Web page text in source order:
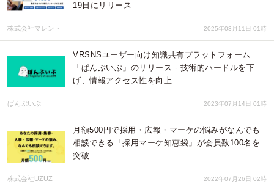
19日にリリース
株式会社マレント 2025年03月11日 01時
VRSNSユーザー向け知識共有プラットフォーム
「ぱんぶいぶ」のリリース - 技術的ハードルを下
げ、情報アクセス性を向上
ぱんぶいぶ 2023年07月14日 01時
月額500円で採用・広報・マーケの悩みがなんでも
相談できる「採用マーケ知恵袋」が会員数100名を
突破
株式会社UZUZ 2022年07月26日 02時